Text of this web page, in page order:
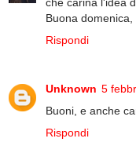
Buona
Rispondi
Unknown 5
Buoni, e anche
Rispondi